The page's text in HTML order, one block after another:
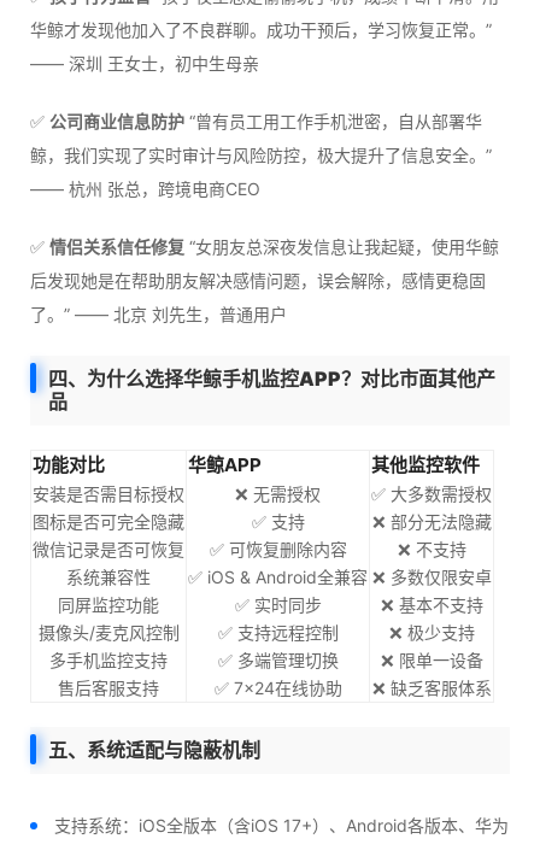
华鲸才发现他加入了不良群聊。成功干预后，学习恢复正常。”
—— 深圳 王女士，初中生母亲
✅ 公司商业信息防护 “曾有员工用工作手机泄密，自从部署华
鲸，我们实现了实时审计与风险防控，极大提升了信息安全。”
—— 杭州 张总，跨境电商CEO
✅ 情侣关系信任修复 “女朋友总深夜发信息让我起疑，使用华鲸
后发现她是在帮助朋友解决感情问题，误会解除，感情更稳固
了。” —— 北京 刘先生，普通用户
四、为什么选择华鲸手机监控APP？对比市面其他产
品
功能对比 华鲸APP 其他监控软件
安装是否需目标授权 ❌ 无需授权
✅ 大多数需授权
图标是否可完全隐藏
✅ 支持
❌ 部分无法隐藏
微信记录是否可恢复
✅ 可恢复删除内容
❌ 不支持
系统兼容性
✅ iOS & Android全兼容 ❌ 多数仅限安卓
同屏监控功能
✅ 实时同步
❌ 基本不支持
摄像头/麦克风控制
✅ 支持远程控制
❌ 极少支持
多手机监控支持
✅ 多端管理切换
❌ 限单一设备
售后客服支持
✅ 7×24在线协助 ❌ 缺乏客服体系
五、系统适配与隐蔽机制
支持系统：iOS全版本（含iOS 17+）、Android各版本、华为